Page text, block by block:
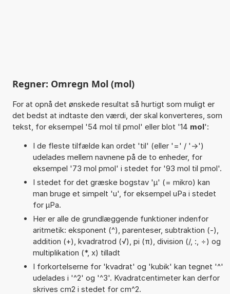
Regner: Omregn Mol (mol)
For at opnå det ønskede resultat så hurtigt som muligt er
det bedst at indtaste den værdi, der skal konverteres, som
tekst, for eksempel '54 mol til pmol' eller blot '14 mol':
I de fleste tilfælde kan ordet 'til' (eller '=' / '->')
udelades mellem navnene på de to enheder, for
eksempel '73 mol pmol' i stedet for '93 mol til pmol'.
I stedet for det græske bogstav 'µ' (= mikro) kan
man bruge et simpelt 'u', for eksempel uPa i stedet
for µPa.
Her er alle de grundlæggende funktioner indenfor
aritmetik: eksponent (^), parenteser, subtraktion (-),
addition (+), kvadratrod (√), pi (π), division (/, :, ÷) og
multiplikation (*, x) tilladt
I forkortelserne for 'kvadrat' og 'kubik' kan tegnet '^'
udelades i '^2' og '^3'. Kvadratcentimeter kan derfor
skrives cm2 i stedet for cm^2.